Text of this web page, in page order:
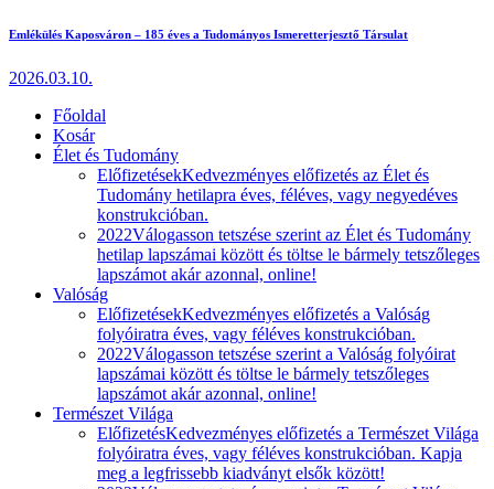
Emlékülés Kaposváron – 185 éves a Tudományos Ismeretterjesztő Társulat
2026.03.10.
Főoldal
Kosár
Élet és Tudomány
ElőfizetésekKedvezményes előfizetés az Élet és
Tudomány hetilapra éves, féléves, vagy negyedéves
konstrukcióban.
2022Válogasson tetszése szerint az Élet és Tudomány
hetilap lapszámai között és töltse le bármely tetszőleges
lapszámot akár azonnal, online!
Valóság
ElőfizetésekKedvezményes előfizetés a Valóság
folyóiratra éves, vagy féléves konstrukcióban.
2022Válogasson tetszése szerint a Valóság folyóirat
lapszámai között és töltse le bármely tetszőleges
lapszámot akár azonnal, online!
Természet Világa
ElőfizetésKedvezményes előfizetés a Természet Világa
folyóiratra éves, vagy féléves konstrukcióban. Kapja
meg a legfrissebb kiadványt elsők között!